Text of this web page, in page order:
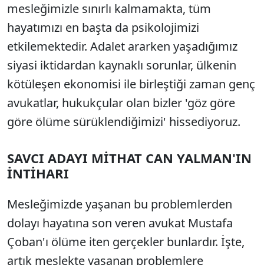
mesleğimizle sınırlı kalmamakta, tüm
hayatımızı en başta da psikolojimizi
etkilemektedir. Adalet ararken yaşadığımız
siyasi iktidardan kaynaklı sorunlar, ülkenin
kötüleşen ekonomisi ile birleştiği zaman genç
avukatlar, hukukçular olan bizler 'göz göre
göre ölüme sürüklendiğimizi' hissediyoruz.
SAVCI ADAYI MİTHAT CAN YALMAN'IN
İNTİHARI
Mesleğimizde yaşanan bu problemlerden
dolayı hayatına son veren avukat Mustafa
Çoban'ı ölüme iten gerçekler bunlardır. İşte,
artık meslekte yaşanan problemlere